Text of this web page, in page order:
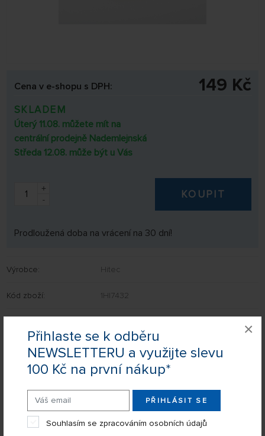
Přihlaste se k odběru
NEWSLETTERU a využijte slevu
100 Kč na první nákup*
PŘIHLÁSIT SE
Souhlasím se zpracováním osobních údajů
×
Cena v e-shopu s DPH: 149 Kč
SKLADEM
Úterý 11.08. můžete mít na
centrální prodejně Nademlejnská
Středa 12.08. může být u Vás
+
-
KOUPIT
Prodloužená doba na vrácení na 30 dní!
Výrobce: Hitec
Kód zboží: 1HI7432
Napište nám Váš dotaz a my Vás s odpovědí kontaktujeme.
POSLAT DOTAZ